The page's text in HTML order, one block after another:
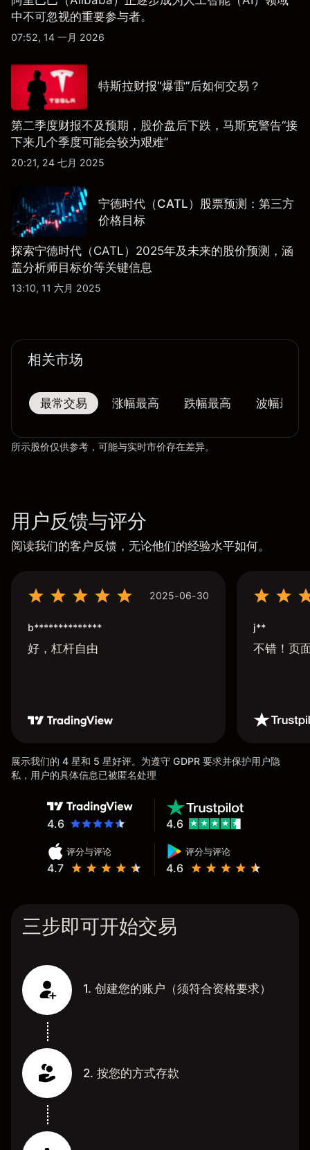
中不可忽视的重要参与者。
07:52, 14 一月 2026
特斯拉财报“爆雷”后如何交易？
第二季度财报不及预期，股价盘后下跌，马斯克警告“接
下来几个季度可能会较为艰难”
20:21, 24 七月 2025
宁德时代（CATL）股票预测：第三方
价格目标
探索宁德时代（CATL）2025年及未来的股价预测，涵
盖分析师目标价等关键信息
13:10, 11 六月 2025
相关市场
最常交易 涨幅最高 跌幅最高 波幅最大
所示股价仅供参考，可能与实时市价存在差异。
用户反馈与评分
阅读我们的客户反馈，无论他们的经验水平如何。
2025-06-30
b**************
好，杠杆自由
j**
不错！页
展示我们的 4 星和 5 星好评。为遵守 GDPR 要求并保护用户隐
私，用户的具体信息已被匿名处理
4.6
评分与评论
4.7
评分与评论
4.6
4.6
三步即可开始交易
1. 创建您的账户（须符合资格要求）
2. 按您的方式存款